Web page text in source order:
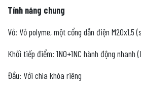
Tính năng chung
Vỏ: Vỏ polyme, một cổng dẫn điện M20x1,5
Khối tiếp điểm: 1NO+1NC hành động nhanh
Đầu: Với chìa khóa riêng